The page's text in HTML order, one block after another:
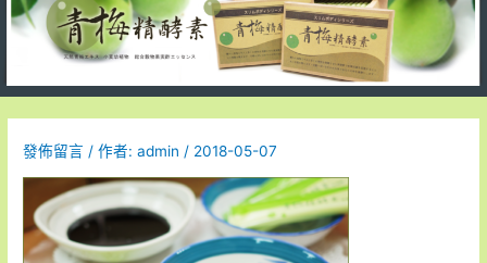
發佈留言 / 作者:admin / 2018-05-07